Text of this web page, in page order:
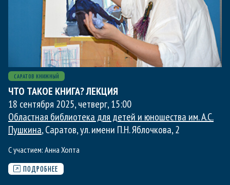
САРАТОВ КНИЖНЫЙ
ЧТО ТАКОЕ КНИГА? ЛЕКЦИЯ
18 сентября 2025, четверг,15:00
Областная библиотека для детей и юношества им. А.С.
Пушкина, Саратов, ул. имени П.Н. Яблочкова, 2
С участием: Анна Хопта
ПОДРОБНЕЕ